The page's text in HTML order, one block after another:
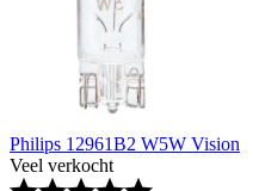
Philips 12961B2 W5W Vision
Veel verkocht